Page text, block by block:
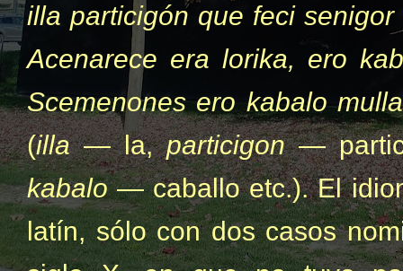
illa particigón que feci
Acenarece era lorika, ero
Scemenones ero kabalo
(illa— la,particigon—
kabalo— caballo etc.). El
latín, sólo con dos casos